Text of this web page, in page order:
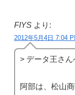
FIYS より:
2012年5月4日 7:04
> データ王さん
阿部は、松山